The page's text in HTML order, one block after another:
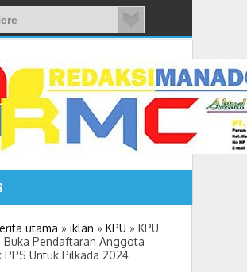
JONRU GANTIKAN MONO PIMPIN DPRD
utama » iklan » KPU » KPU
Buka Pendaftaran Anggota
PPS Untuk Pilkada 2024